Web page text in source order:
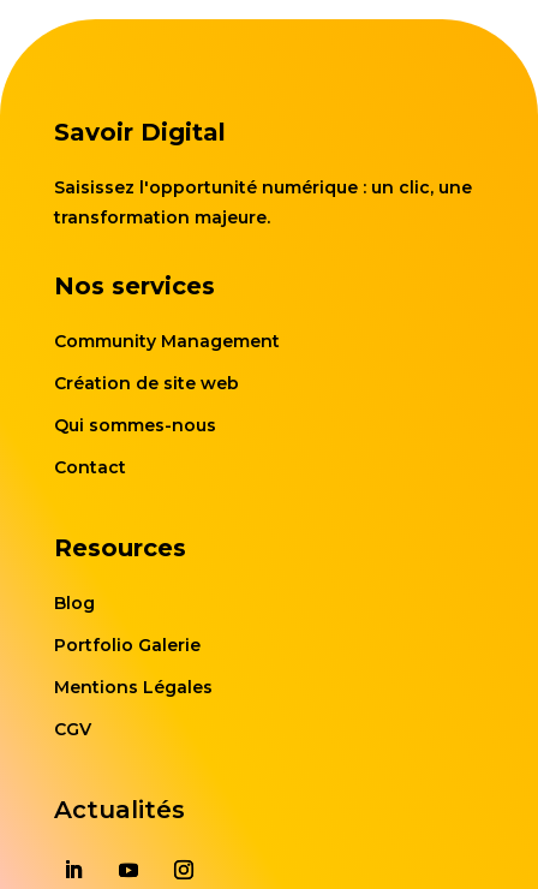
Savoir Digital
Saisissez l'opportunité numérique : un clic, une
transformation majeure.
Nos services
Community Management
Création de site web
Qui sommes-nous
Contact
Resources
Blog
Portfolio Galerie
Mentions Légales
CGV
Actualités